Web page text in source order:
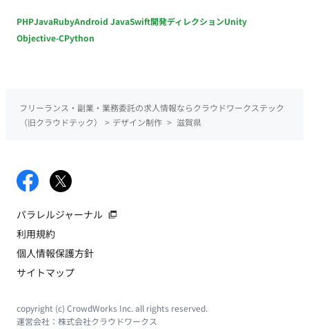
PHPJavaRubyAndroid JavaSwift開発ディレクションUnity
Objective-CPython
フリーランス・副業・業務委託の求人情報ならクラウドワークステック
（旧クラウドテック）
> デザイン制作 > 滋賀県
パラレルジャーナル
利用規約
個人情報保護方針
サイトマップ
copyright (c) CrowdWorks Inc. all rights reserved.
運営会社： 株式会社クラウドワークス